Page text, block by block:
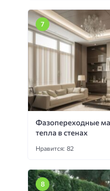
Фазопереходные
тепла в стенах
Нравится: 82